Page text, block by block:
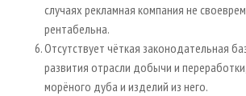
случаях рекламная компания не
рентабельна.
Отсутствует чёткая законодательная
развития отрасли добычи и
морёного дуба и изделий из него.